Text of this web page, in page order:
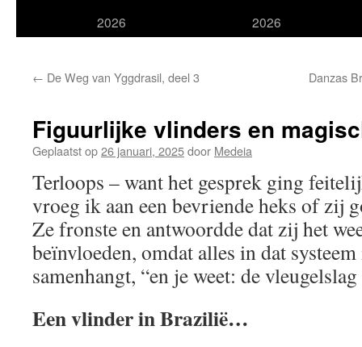
2026
2026
← De Weg van Yggdrasil, deel 3 Danzas
Figuurlijke vlinders en
Geplaatst op26 januari, 2025door Medeia
Terloops – want het gesprek ging
vroeg ik aan een bevriende heks of zij
Ze fronste en antwoordde dat zij het
beïnvloeden, omdat alles in dat
samenhangt, “en je weet: de
Een vlinder in Brazilië…